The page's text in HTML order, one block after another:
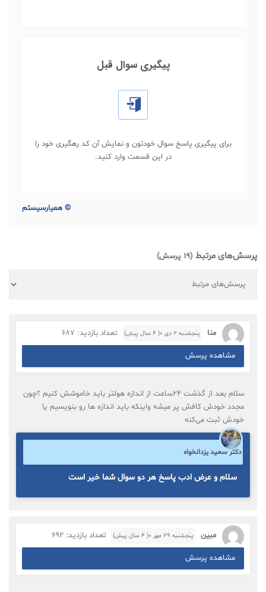
پیگیری سوال قبل
برای پیگیری پاسخ سوال خودتون و نمایش آن کد رهگیری خود را
در این قسمت وارد کنید.
© همیارسیستم
پرسش‌های مرتبط (19 پرسش)
منا پنجشنبه ۲ دی ۰( 4 سال پیش) تعداد بازدید: 687
مشاهده پرسش
سلام بعد از گذشت ۲۴ساعت از اندازه هولتر باید خاموشش کنیم ؟چون
مجدد خودش کافش پر میشه واینکه باید اندازه ها رو بنویسیم یا
خودش ثبت می‌کنه
دکتر سعید یزدانخواه
سلام و عرض ادب پاسخ هر دو سوال شما خیر است
مبین پنجشنبه ۲۹ مهر ۰( 4 سال پیش) تعداد بازدید: 692
مشاهده پرسش